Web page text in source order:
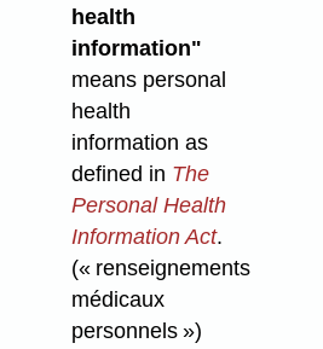
health
information"
means personal
health
information as
defined in The
Personal Health
Information Act.
(« renseignements
médicaux
personnels »)